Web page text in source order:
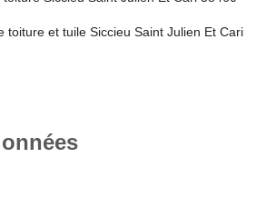
toiture et tuile Siccieu Saint Julien Et Cari